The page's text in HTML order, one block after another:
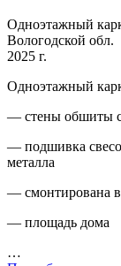
Одноэтажный
Вологодской обл.
2025 г.
Одноэтажный
— стены обшиты
— подшивка
металла
— смонтирована
— площадь дома
…